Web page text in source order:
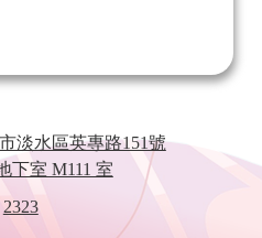
淡水區英專路151號
下室 M111 室
2323